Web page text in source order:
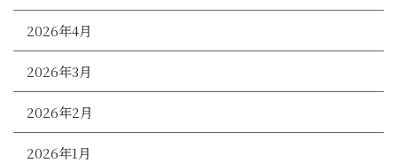
2026年4月
2026年3月
2026年2月
2026年1月